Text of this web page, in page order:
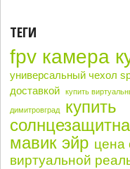
ТЕГИ
fpv камера
универсальный чехол
доставкой
купить
димитровград
купить
мавик эйр цена
виртуальной